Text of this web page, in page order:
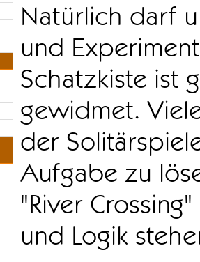
Natürlich darf
und
Schatzkiste ist
gewidmet.
der
Aufgabe zu
"River
und Logik